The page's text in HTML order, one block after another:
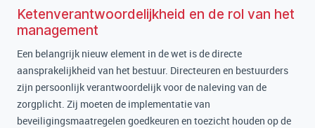
Ketenverantwoordelijkheid en de rol van het
management
Een belangrijk nieuw element in de wet is de directe
aansprakelijkheid van het bestuur. Directeuren en bestuurders
zijn persoonlijk verantwoordelijk voor de naleving van de
zorgplicht. Zij moeten de implementatie van
beveiligingsmaatregelen goedkeuren en toezicht houden op de